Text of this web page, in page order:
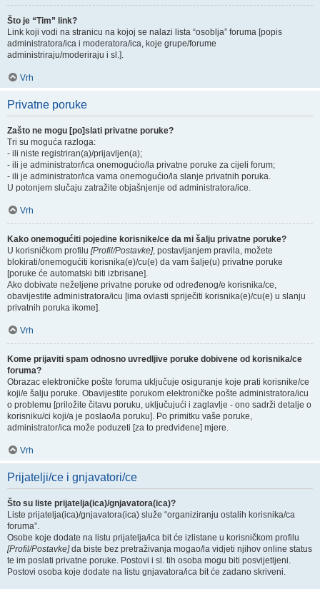
Što je “Tim” link?
Link koji vodi na stranicu na kojoj se nalazi lista “osoblja” foruma [popis
administratora/ica i moderatora/ica, koje grupe/forume
administriraju/moderiraju i sl.].
Vrh
Privatne poruke
Zašto ne mogu [po]slati privatne poruke?
Tri su moguća razloga:
- ili niste registriran(a)/prijavljen(a);
- ili je administrator/ica onemogućio/la privatne poruke za cijeli forum;
- ili je administrator/ica vama onemogućio/la slanje privatnih poruka.
U potonjem slučaju zatražite objašnjenje od administratora/ice.
Vrh
Kako onemogućiti pojedine korisnike/ce da mi šalju privatne poruke?
U korisničkom profilu [Profil/Postavke], postavljanjem pravila, možete
blokirati/onemogućiti korisnika(e)/cu(e) da vam šalje(u) privatne poruke
[poruke će automatski biti izbrisane].
Ako dobivate neželjene privatne poruke od određenog/e korisnika/ce,
obavijestite administratora/icu [ima ovlasti spriječiti korisnika(e)/cu(e) u slanju
privatnih poruka ikome].
Vrh
Kome prijaviti spam odnosno uvredljive poruke dobivene od korisnika/ce
foruma?
Obrazac elektroničke pošte foruma uključuje osiguranje koje prati korisnike/ce
koji/e šalju poruke. Obavijestite porukom elektroničke pošte administratora/icu
o problemu [priložite čitavu poruku, uključujući i zaglavlje - ono sadrži detalje o
korisniku/ci koji/a je poslao/la poruku]. Po primitku vaše poruke,
administrator/ica može poduzeti [za to predviđene] mjere.
Vrh
Prijatelji/ce i gnjavatori/ce
Što su liste prijatelja(ica)/gnjavatora(ica)?
Liste prijatelja(ica)/gnjavatora(ica) služe “organiziranju ostalih korisnika/ca
foruma”.
Osobe koje dodate na listu prijatelja/ica bit će izlistane u korisničkom profilu
[Profil/Postavke]da biste bez pretraživanja mogao/la vidjeti njihov online status
te im poslati privatne poruke. Postovi i sl. tih osoba mogu biti posvijetljeni.
Postovi osoba koje dodate na listu gnjavatora/ica bit će zadano skriveni.